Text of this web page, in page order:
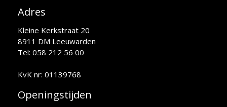
Adres
Kleine Kerkstraat 20
8911 DM Leeuwarden
Tel: 058 212 56 00
KvK nr: 01139768
Openingstijden